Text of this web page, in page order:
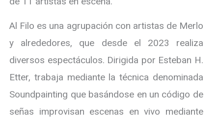
Al Filo es una agrupación con artistas de Merlo
y alrededores, que desde el 2023 realiza
diversos espectáculos. Dirigida por Esteban H.
Etter, trabaja mediante la técnica denominada
Soundpainting que basándose en un código de
señas improvisan escenas en vivo mediante